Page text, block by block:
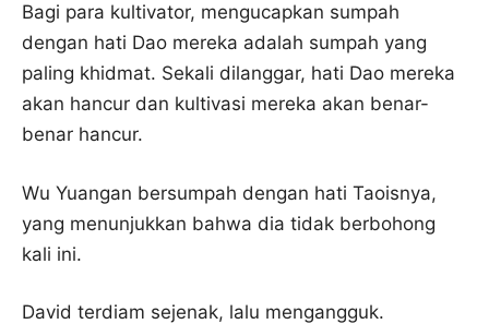
Bagi para kultivator, mengucapkan sumpah
dengan hati Dao mereka adalah sumpah yang
paling khidmat. Sekali dilanggar, hati Dao mereka
akan hancur dan kultivasi mereka akan benar-
benar hancur.
Wu Yuangan bersumpah dengan hati Taoisnya,
yang menunjukkan bahwa dia tidak berbohong
kali ini.
David terdiam sejenak, lalu mengangguk.